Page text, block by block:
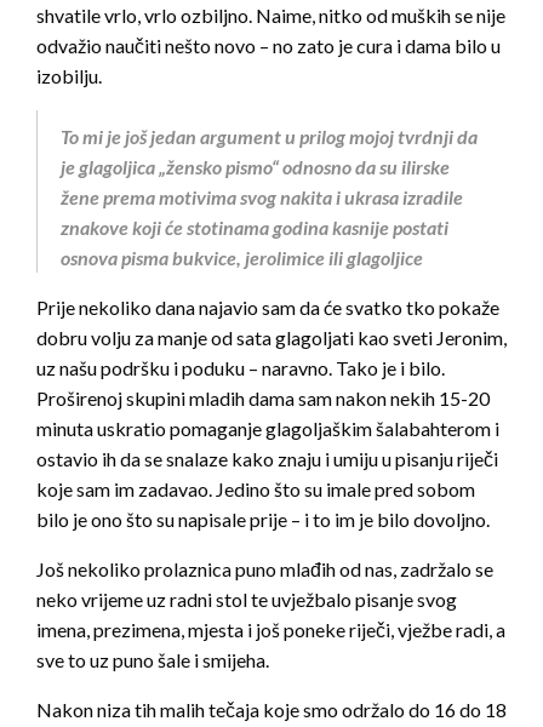
shvatile vrlo, vrlo ozbiljno. Naime, nitko od muških se nije
odvažio naučiti nešto novo – no zato je cura i dama bilo u
izobilju.
To mi je još jedan argument u prilog mojoj tvrdnji da
je glagoljica „žensko pismo“ odnosno da su ilirske
žene prema motivima svog nakita i ukrasa izradile
znakove koji će stotinama godina kasnije postati
osnova pisma bukvice, jerolimice ili glagoljice
Prije nekoliko dana najavio sam da će svatko tko pokaže
dobru volju za manje od sata glagoljati kao sveti Jeronim,
uz našu podršku i poduku – naravno. Tako je i bilo.
Proširenoj skupini mladih dama sam nakon nekih 15-20
minuta uskratio pomaganje glagoljaškim šalabahterom i
ostavio ih da se snalaze kako znaju i umiju u pisanju riječi
koje sam im zadavao. Jedino što su imale pred sobom
bilo je ono što su napisale prije – i to im je bilo dovoljno.
Još nekoliko prolaznica puno mlađih od nas, zadržalo se
neko vrijeme uz radni stol te uvježbalo pisanje svog
imena, prezimena, mjesta i još poneke riječi, vježbe radi, a
sve to uz puno šale i smijeha.
Nakon niza tih malih tečaja koje smo održalo do 16 do 18